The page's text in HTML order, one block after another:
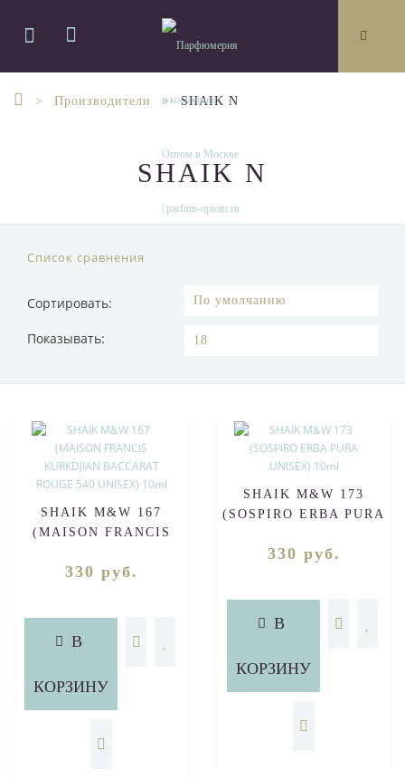
Производители SHAIK N
SHAIK N
Список сравнения
Сортировать:
Показывать:
SHAIK M&W 167
(MAISON FRANCIS
ROUGE 540 UNISEX)
330 руб.
В
КОРЗИНУ
SHAIK M&W 173
(SOSPIRO ERBA PURA
330 руб.
В
КОРЗИНУ